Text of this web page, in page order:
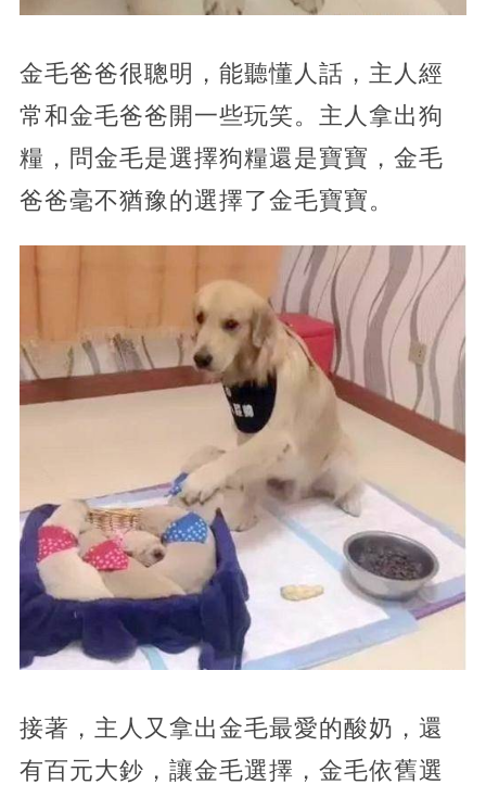
金毛爸爸很聰明，能聽懂人話，主人經
常和金毛爸爸開一些玩笑。主人拿出狗
糧，問金毛是選擇狗糧還是寶寶，金毛
爸爸毫不猶豫的選擇了金毛寶寶。
接著，主人又拿出金毛最愛的酸奶，還
有百元大鈔，讓金毛選擇，金毛依舊選